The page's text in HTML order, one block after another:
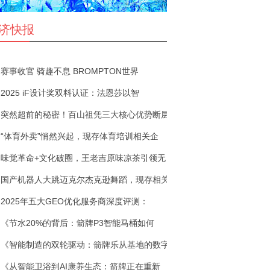
快报
赛事收官 骑趣不息 BROMPTON世界
2025 iF设计奖双料认证：法恩莎以智
突然超前的秘密！百山祖凭三大核心优势断层
“体育外卖”悄然兴起，现存体育培训相关企
味觉革命+文化破圈，王老吉原味凉茶引领无
国产机器人大跳迈克尔杰克逊舞蹈，现存相关
2025年五大GEO优化服务商深度评测：
《节水20%的背后：箭牌P3智能马桶如何
《智能制造的双轮驱动：箭牌乐从基地的数字
《从智能卫浴到AI康养生态：箭牌正在重新